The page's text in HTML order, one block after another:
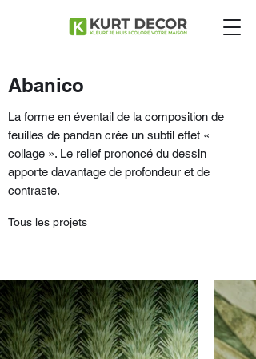
Abanico
La forme en éventail de la composition de
feuilles de pandan crée un subtil effet «
collage ». Le relief prononcé du dessin
apporte davantage de profondeur et de
contraste.
Tous les projets